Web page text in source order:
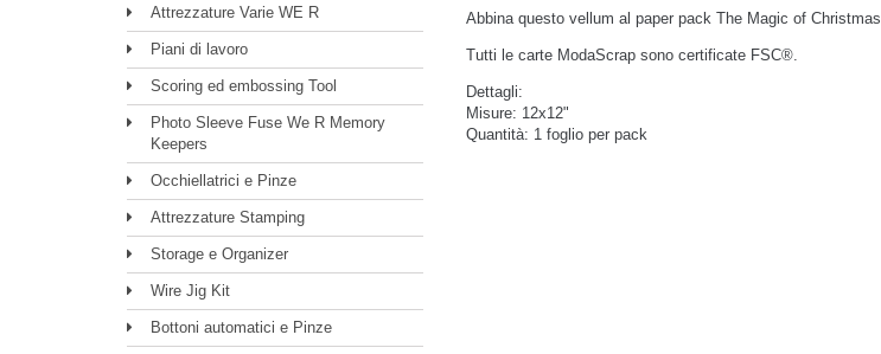
Attrezzature Varie WE R
Piani di lavoro
Scoring ed embossing Tool
Photo Sleeve Fuse We R Memory
Keepers
Occhiellatrici e Pinze
Attrezzature Stamping
Storage e Organizer
Wire Jig Kit
Bottoni automatici e Pinze
Abbina questo vellum al paper pack The Magic of Christmas
Tutti le carte ModaScrap sono certificate FSC®.
Dettagli:
Misure: 12x12"
Quantità: 1 foglio per pack